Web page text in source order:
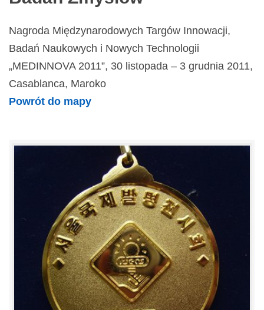
Nagroda Międzynarodowych Targów Innowacji,
Badań Naukowych i Nowych Technologii
„MEDINNOVA 2011”, 30 listopada – 3 grudnia 2011,
Casablanca, Maroko
Powrót do mapy